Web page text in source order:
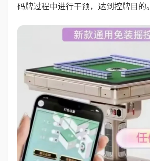
码牌过程中进行干预，达到控牌目的。